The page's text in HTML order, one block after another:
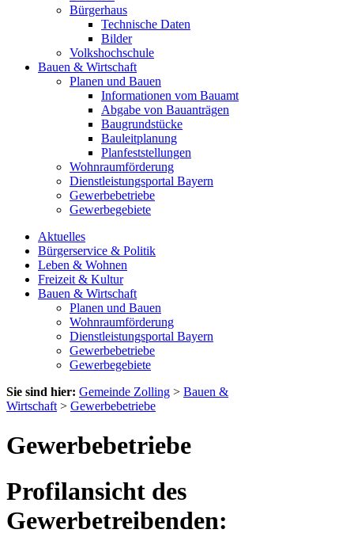
Bürgerhaus
Technische Daten
Bilder
Volkshochschule
Bauen & Wirtschaft
Planen und Bauen
Informationen vom Bauamt
Abgabe von Bauanträgen
Baugrundstücke
Bauleitplanung
Planfeststellungen
Wohnraumförderung
Dienstleistungsportal Bayern
Gewerbebetriebe
Gewerbegebiete
Aktuelles
Bürgerservice & Politik
Leben & Wohnen
Freizeit & Kultur
Bauen & Wirtschaft
Planen und Bauen
Wohnraumförderung
Dienstleistungsportal Bayern
Gewerbebetriebe
Gewerbegebiete
Sie sind hier: Gemeinde Zolling > Bauen &
Wirtschaft > Gewerbebetriebe
Gewerbebetriebe
Profilansicht des
Gewerbetreibenden: